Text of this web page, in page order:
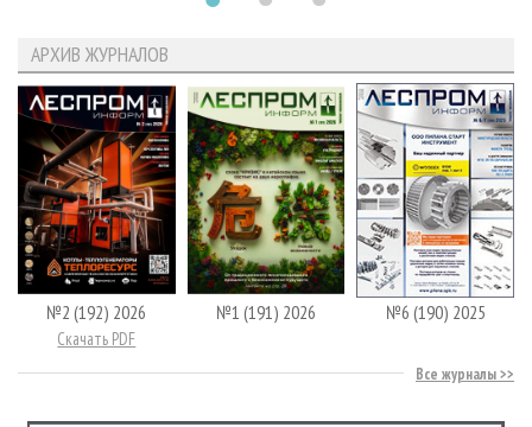
АРХИВ ЖУРНАЛОВ
№2 (192) 2026
Скачать PDF
№1 (191) 2026 №6 (190) 2025
Все журналы